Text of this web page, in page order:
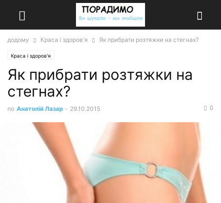
додому Краса і здоров'я Як прибрати розтяжки на стегнах?
Краса і здоров'я
Як прибрати розтяжки на
стегнах?
по Анатолій Лазар - 29.10.2015 0